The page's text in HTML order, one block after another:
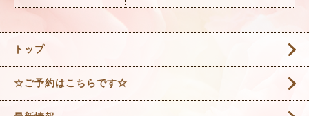
トップ
☆ご予約はこちらです☆